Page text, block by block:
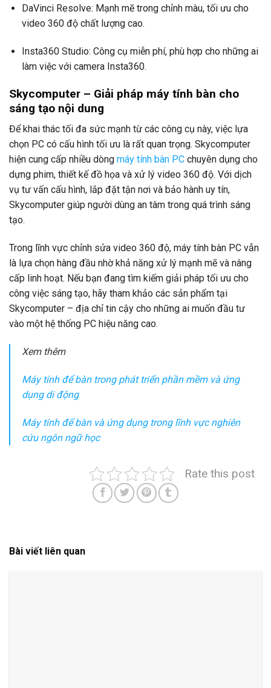
DaVinci Resolve: Mạnh mẽ trong chỉnh màu, tối ưu cho
video 360 độ chất lượng cao.
Insta360 Studio: Công cụ miễn phí, phù hợp cho những ai
làm việc với camera Insta360.
Skycomputer – Giải pháp máy tính bàn cho
sáng tạo nội dung
Để khai thác tối đa sức mạnh từ các công cụ này, việc lựa
chọn PC có cấu hình tối ưu là rất quan trọng. Skycomputer
hiện cung cấp nhiều dòng máy tính bàn PC chuyên dụng cho
dựng phim, thiết kế đồ họa và xử lý video 360 độ. Với dịch
vụ tư vấn cấu hình, lắp đặt tận nơi và bảo hành uy tín,
Skycomputer giúp người dùng an tâm trong quá trình sáng
tạo.
Trong lĩnh vực chỉnh sửa video 360 độ, máy tính bàn PC vẫn
là lựa chọn hàng đầu nhờ khả năng xử lý mạnh mẽ và nâng
cấp linh hoạt. Nếu bạn đang tìm kiếm giải pháp tối ưu cho
công việc sáng tạo, hãy tham khảo các sản phẩm tại
Skycomputer – địa chỉ tin cậy cho những ai muốn đầu tư
vào một hệ thống PC hiệu năng cao.
Xem thêm
Máy tính để bàn trong phát triển phần mềm và ứng
dụng di động
Máy tính để bàn và ứng dụng trong lĩnh vực nghiên
cứu ngôn ngữ học
Rate this post
Bài viết liên quan